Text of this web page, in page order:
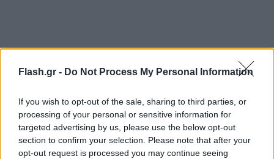
Flash.gr - Do Not Process My Personal Information
If you wish to opt-out of the sale, sharing to third parties, or
processing of your personal or sensitive information for
targeted advertising by us, please use the below opt-out
section to confirm your selection. Please note that after your
opt-out request is processed you may continue seeing